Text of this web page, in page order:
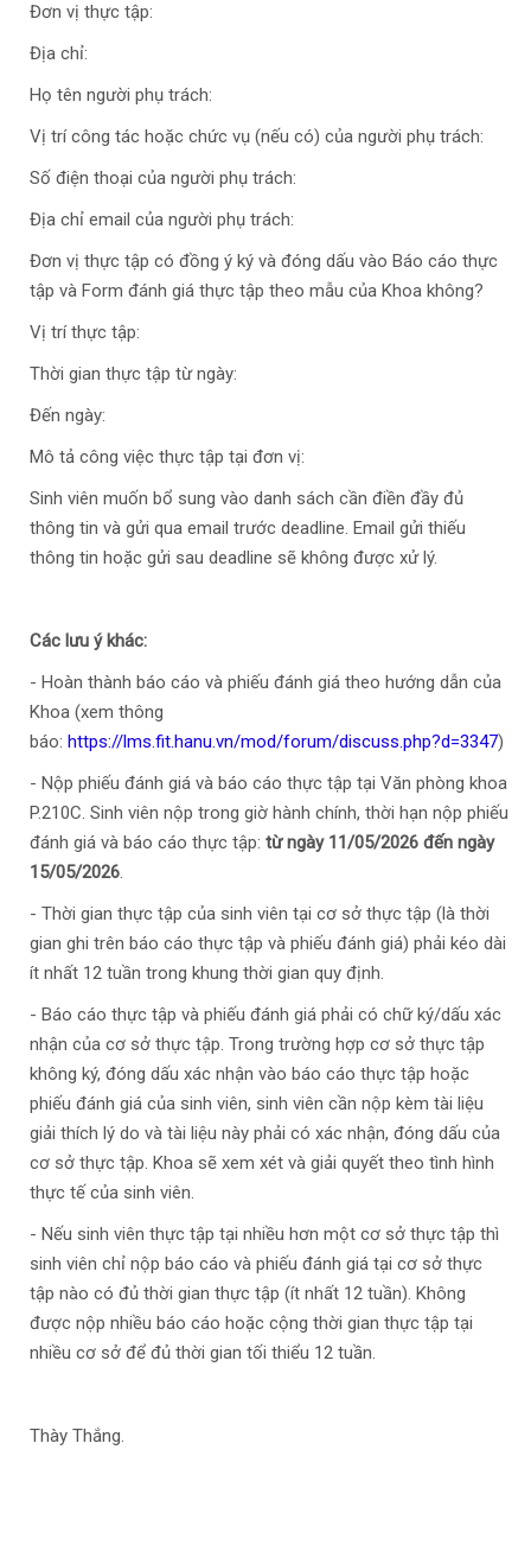
Đơn vị thực tập:
Địa chỉ:
Họ tên người phụ trách:
Vị trí công tác hoặc chức vụ (nếu có) của người phụ trách:
Số điện thoại của người phụ trách:
Địa chỉ email của người phụ trách:
Đơn vị thực tập có đồng ý ký và đóng dấu vào Báo cáo thực
tập và Form đánh giá thực tập theo mẫu của Khoa không?
Vị trí thực tập:
Thời gian thực tập từ ngày:
Đến ngày:
Mô tả công việc thực tập tại đơn vị:
Sinh viên muốn bổ sung vào danh sách cần điền đầy đủ
thông tin và gửi qua email trước deadline. Email gửi thiếu
thông tin hoặc gửi sau deadline sẽ không được xử lý.
Các lưu ý khác:
- Hoàn thành báo cáo và phiếu đánh giá theo hướng dẫn của
Khoa (xem thông
báo: https://lms.fit.hanu.vn/mod/forum/discuss.php?d=3347)
- Nộp phiếu đánh giá và báo cáo thực tập tại Văn phòng khoa
P.210C. Sinh viên nộp trong giờ hành chính, thời hạn nộp phiếu
đánh giá và báo cáo thực tập: từ ngày 11/05/2026 đến ngày
15/05/2026.
- Thời gian thực tập của sinh viên tại cơ sở thực tập (là thời
gian ghi trên báo cáo thực tập và phiếu đánh giá) phải kéo dài
ít nhất 12 tuần trong khung thời gian quy định.
- Báo cáo thực tập và phiếu đánh giá phải có chữ ký/dấu xác
nhận của cơ sở thực tập. Trong trường hợp cơ sở thực tập
không ký, đóng dấu xác nhận vào báo cáo thực tập hoặc
phiếu đánh giá của sinh viên, sinh viên cần nộp kèm tài liệu
giải thích lý do và tài liệu này phải có xác nhận, đóng dấu của
cơ sở thực tập. Khoa sẽ xem xét và giải quyết theo tình hình
thực tế của sinh viên.
- Nếu sinh viên thực tập tại nhiều hơn một cơ sở thực tập thì
sinh viên chỉ nộp báo cáo và phiếu đánh giá tại cơ sở thực
tập nào có đủ thời gian thực tập (ít nhất 12 tuần). Không
được nộp nhiều báo cáo hoặc cộng thời gian thực tập tại
nhiều cơ sở để đủ thời gian tối thiểu 12 tuần.
Thày Thắng.